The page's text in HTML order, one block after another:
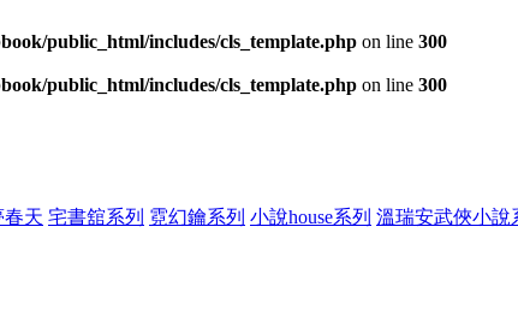
public_html/includes/cls_template.php on line 300
public_html/includes/cls_template.php on line 300
春天 宅書舘系列 霓幻鑰系列 小說house系列 溫瑞安武俠小說